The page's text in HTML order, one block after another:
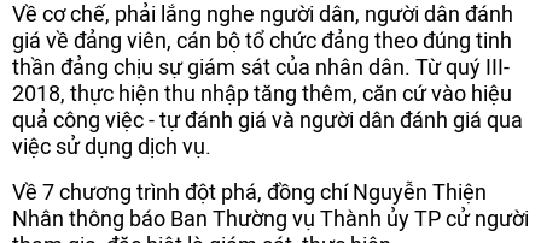
Về cơ chế, phải lắng nghe người dân, người dân đánh
giá về đảng viên, cán bộ tổ chức đảng theo đúng tinh
thần đảng chịu sự giám sát của nhân dân. Từ quý III-
2018, thực hiện thu nhập tăng thêm, căn cứ vào hiệu
quả công việc - tự đánh giá và người dân đánh giá qua
việc sử dụng dịch vụ.
Về 7 chương trình đột phá, đồng chí Nguyễn Thiện
Nhân thông báo Ban Thường vụ Thành ủy TP cử người